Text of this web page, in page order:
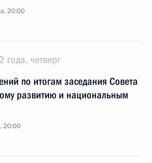
20:00
года, четверг
по итогам заседания Совета
развитию и национальным
20:00